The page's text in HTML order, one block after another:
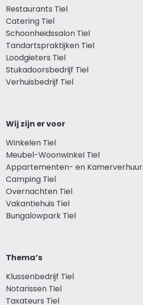
Restaurants Tiel
Catering Tiel
Schoonheidssalon Tiel
Tandartspraktijken Tiel
Loodgieters Tiel
Stukadoorsbedrijf Tiel
Verhuisbedrijf Tiel
Wij zijn er voor
Winkelen Tiel
Meubel-Woonwinkel Tiel
Appartementen- en Kamerverhuur
Camping Tiel
Overnachten Tiel
Vakantiehuis Tiel
Bungalowpark Tiel
Thema’s
Klussenbedrijf Tiel
Notarissen Tiel
Taxateurs Tiel